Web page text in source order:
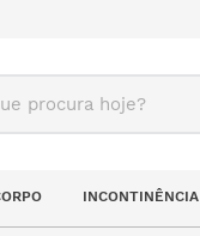
procura hoje?
INCONTINÊNCIA